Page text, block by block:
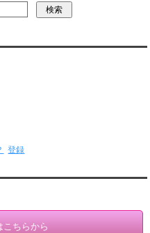
登録
こちらから